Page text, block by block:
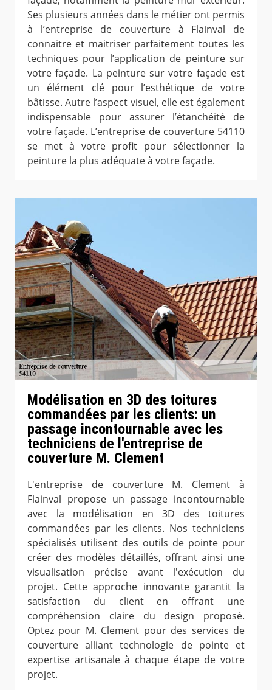
Ses plusieurs années dans le métier ont permis
à l’entreprise de couverture à Flainval de
connaitre et maitriser parfaitement toutes les
techniques pour l’application de peinture sur
votre façade. La peinture sur votre façade est
un élément clé pour l’esthétique de votre
bâtisse. Autre l’aspect visuel, elle est également
indispensable pour assurer l’étanchéité de
votre façade. L’entreprise de couverture 54110
se met à votre profit pour sélectionner la
peinture la plus adéquate à votre façade.
Modélisation en 3D des toitures
commandées par les clients: un
passage incontournable avec les
techniciens de l'entreprise de
couverture M. Clement
L'entreprise de couverture M. Clement à
Flainval propose un passage incontournable
avec la modélisation en 3D des toitures
commandées par les clients. Nos techniciens
spécialisés utilisent des outils de pointe pour
créer des modèles détaillés, offrant ainsi une
visualisation précise avant l'exécution du
projet. Cette approche innovante garantit la
satisfaction du client en offrant une
compréhension claire du design proposé.
Optez pour M. Clement pour des services de
couverture alliant technologie de pointe et
expertise artisanale à chaque étape de votre
projet.